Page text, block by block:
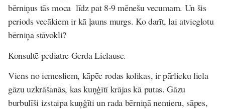
bērniņus tās moca līdz pat 8-9 mēnešu vecumam. Un šis
periods vecākiem ir kā ļauns murgs. Ko darīt, lai atvieglotu
bērniņa stāvokli?
Konsultē pediatre Gerda Lielause.
Viens no iemesliem, kāpēc rodas kolikas, ir pārlieku liela
gāzu uzkrāšanās, kas kuņģītī krājas kā putas. Gāzu
burbulīši izstaipa kuņģīti un rada bērniņā nemieru, sāpes,